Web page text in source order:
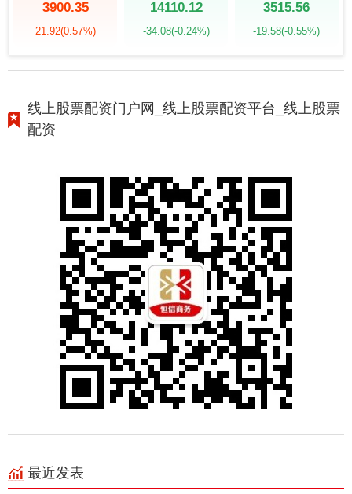
3900.35
21.92(0.57%)
14110.12
-34.08(-0.24%)
3515.56
-19.58(-0.55%)
线上股票配资门户网_线上股票配资平台_线上股票
配资
最近发表